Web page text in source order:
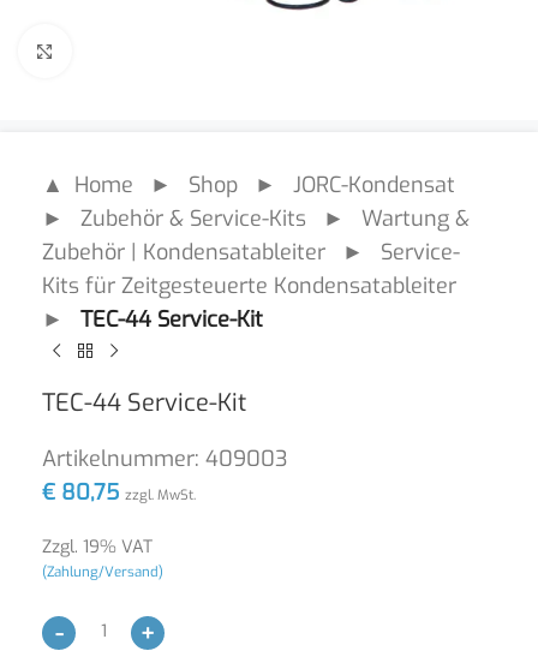
▲ Home ► Shop ► JORC-Kondensat
► Zubehör & Service-Kits ► Wartung &
Zubehör | Kondensatableiter ► Service-
Kits für Zeitgesteuerte Kondensatableiter
► TEC-44 Service-Kit
TEC-44 Service-Kit
Artikelnummer: 409003
€ 80,75 zzgl. MwSt.
Zzgl. 19% VAT
(Zahlung/Versand)
- +